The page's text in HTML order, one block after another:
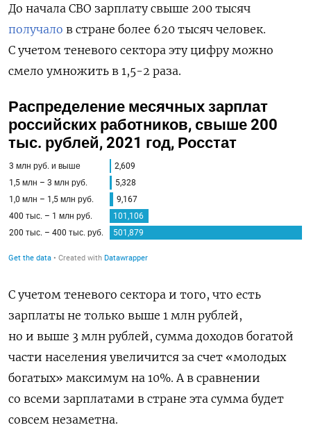
До начала СВО зарплату свыше 200 тысяч
получало в стране более 620 тысяч человек.
С учетом теневого сектора эту цифру можно
смело умножить в 1,5-2 раза.
С учетом теневого сектора и того, что есть
зарплаты не только выше 1 млн рублей,
но и выше 3 млн рублей, сумма доходов богатой
части населения увеличится за счет «молодых
богатых» максимум на 10%. А в сравнении
со всеми зарплатами в стране эта сумма будет
совсем незаметна.